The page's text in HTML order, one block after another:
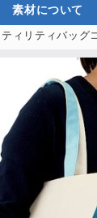
素材について
ィリティバッグ